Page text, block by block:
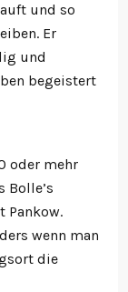
und so
Er
und
begeistert
oder mehr
Bolle’s
Pankow.
wenn man
die